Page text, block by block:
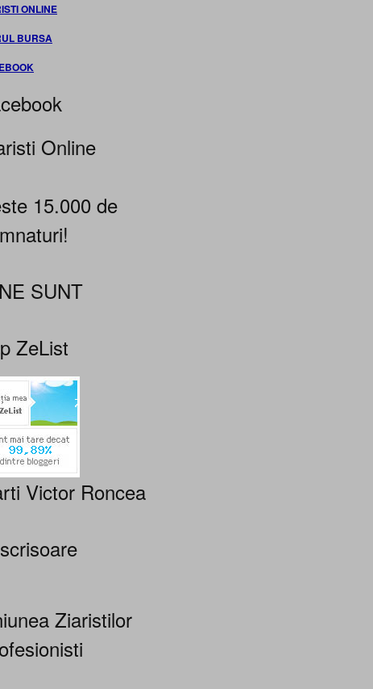
ONLINE
BURSA
Online
15.000 de
SUNT
ZeList
Victor Roncea
Ziaristilor